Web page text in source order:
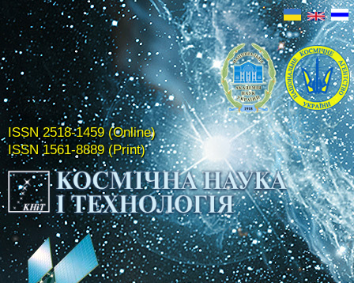
ISSN 2518-1459 (Online)
ISSN 1561-8889 (Print)